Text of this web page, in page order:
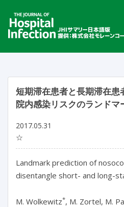
短期滞在患者と長期滞在患
院内感染リスクのランドマ
2017.05.31
☆
Landmark prediction of
disentangle short- and long-
M. Wolkewitz*, M. Zortel, M.